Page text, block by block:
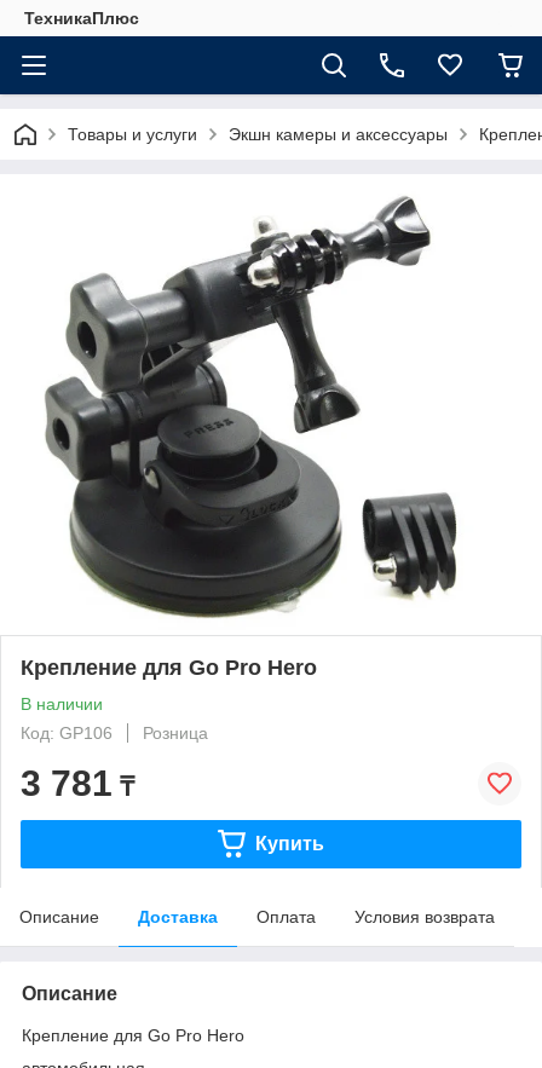
ТехникаПлюс
Товары и услуги Экшн камеры и аксессуары
Крепление для Go Pro Hero
В наличии
Код: GP106
Розница
3 781 ₸
Купить
Описание Доставка Оплата Условия возврата
Описание
Крепление для Go Pro Hero